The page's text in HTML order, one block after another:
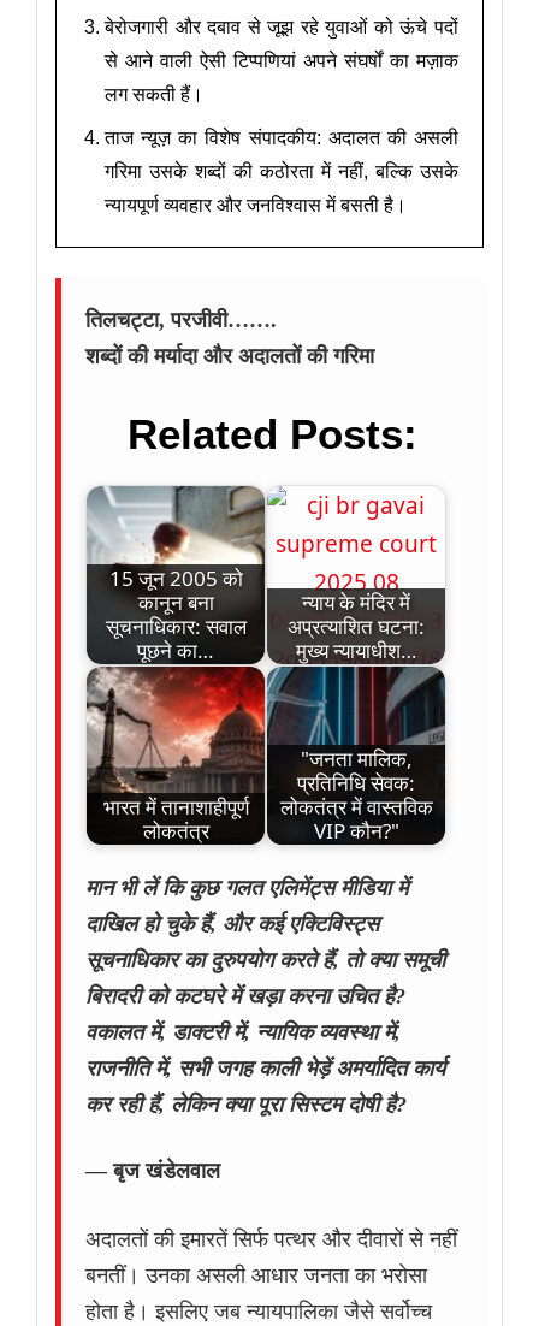
बेरोजगारी और दबाव से जूझ रहे युवाओं को ऊंचे पदों
से आने वाली ऐसी टिप्पणियां अपने संघर्षों का मज़ाक
लग सकती हैं।
ताज न्यूज़ का विशेष संपादकीय: अदालत की असली
गरिमा उसके शब्दों की कठोरता में नहीं, बल्कि उसके
न्यायपूर्ण व्यवहार और जनविश्वास में बसती है।
तिलचट्टा, परजीवी…….
शब्दों की मर्यादा और अदालतों की गरिमा
Related Posts:
15 जून 2005 को
कानून बना
सूचनाधिकार: सवाल
पूछने का…
न्याय के मंदिर में
अप्रत्याशित घटना:
मुख्य न्यायाधीश…
भारत में तानाशाहीपूर्ण
लोकतंत्र
"जनता मालिक,
प्रतिनिधि सेवक:
लोकतंत्र में वास्तविक
VIP कौन?"
मान भी लें कि कुछ गलत एलिमेंट्स मीडिया में
दाखिल हो चुके हैं, और कई एक्टिविस्ट्स
सूचनाधिकार का दुरुपयोग करते हैं, तो क्या समूची
बिरादरी को कटघरे में खड़ा करना उचित है?
वकालत में, डाक्टरी में, न्यायिक व्यवस्था में,
राजनीति में, सभी जगह काली भेड़ें अमर्यादित कार्य
कर रही हैं, लेकिन क्या पूरा सिस्टम दोषी है?
— बृज खंडेलवाल
अदालतों की इमारतें सिर्फ पत्थर और दीवारों से नहीं
बनतीं। उनका असली आधार जनता का भरोसा
होता है। इसलिए जब न्यायपालिका जैसे सर्वोच्च